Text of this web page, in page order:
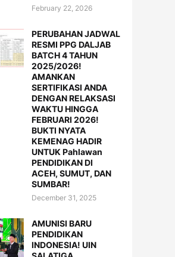
February 22, 2026
PERUBAHAN JADWAL
RESMI PPG DALJAB
BATCH 4 TAHUN
2025/2026!
AMANKAN
SERTIFIKASI ANDA
DENGAN RELAKSASI
WAKTU HINGGA
FEBRUARI 2026!
BUKTI NYATA
KEMENAG HADIR
UNTUK Pahlawan
PENDIDIKAN DI
ACEH, SUMUT, DAN
SUMBAR!
December 31, 2025
AMUNISI BARU
PENDIDIKAN
INDONESIA! UIN